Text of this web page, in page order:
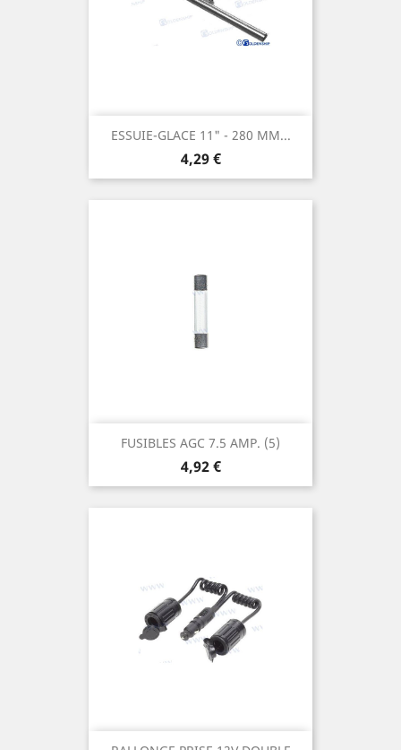
ESSUIE-GLACE 11" - 280 MM...
Prix
4,29 €
FUSIBLES AGC 7.5 AMP. (5)
Prix
4,92 €